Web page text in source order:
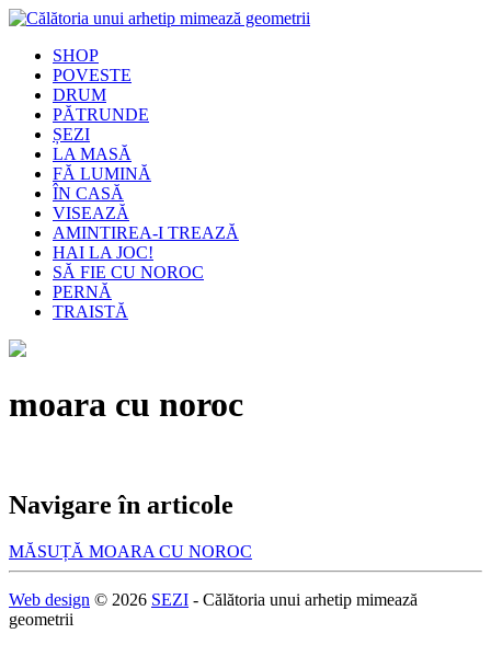
SHOP
POVESTE
DRUM
PĂTRUNDE
ȘEZI
LA MASĂ
FĂ LUMINĂ
ÎN CASĂ
VISEAZĂ
AMINTIREA-I TREAZĂ
HAI LA JOC!
SĂ FIE CU NOROC
PERNĂ
TRAISTĂ
moara cu noroc
Navigare în articole
MĂSUȚĂ MOARA CU NOROC
Web design © 2026 SEZI - Călătoria unui arhetip mimează
geometrii